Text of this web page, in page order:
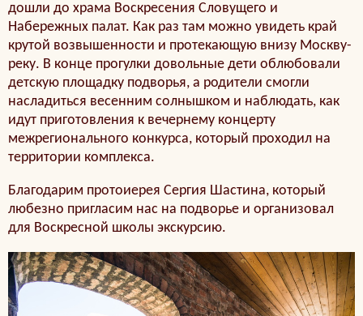
дошли до храма Воскресения Словущего и
Набережных палат. Как раз там можно увидеть край
крутой возвышенности и протекающую внизу Москву-
реку. В конце прогулки довольные дети облюбовали
детскую площадку подворья, а родители смогли
насладиться весенним солнышком и наблюдать, как
идут приготовления к вечернему концерту
межрегионального конкурса, который проходил на
территории комплекса.
Благодарим протоиерея Сергия Шастина, который
любезно пригласим нас на подворье и организовал
для Воскресной школы экскурсию.